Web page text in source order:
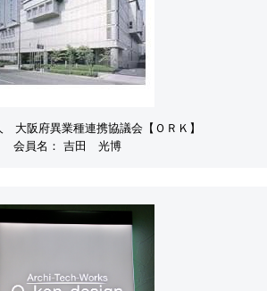
大阪府異業種連携協議会【ＯＲＫ】
会員名： 吉田 光博